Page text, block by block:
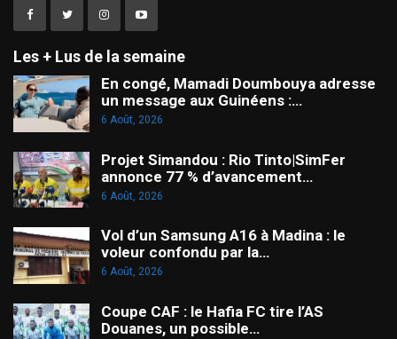
Les + Lus de la semaine
En congé, Mamadi Doumbouya adresse
un message aux Guinéens :…
6 Août, 2026
Projet Simandou : Rio Tinto|SimFer
annonce 77 % d’avancement…
6 Août, 2026
Vol d’un Samsung A16 à Madina : le
voleur confondu par la…
6 Août, 2026
Coupe CAF : le Hafia FC tire l’AS
Douanes, un possible…